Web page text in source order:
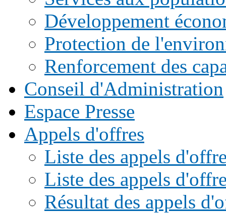
Développement
Protection de
Renforcement des
Conseil d'Administration
Espace Presse
Appels d'offres
Liste des appels
Liste des appels
Résultat des appels